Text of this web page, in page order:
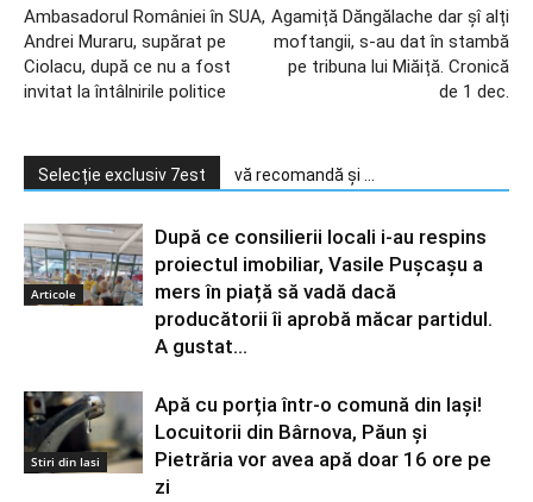
Ambasadorul României în SUA,
Andrei Muraru, supărat pe
Ciolacu, după ce nu a fost
invitat la întâlnirile politice
Agamiță Dăngălache dar șî alți
moftangii, s-au dat în stambă
pe tribuna lui Miăiță. Cronică
de 1 dec.
Selecție exclusiv 7est vă recomandă și ...
Articole
După ce consilierii locali i-au respins
proiectul imobiliar, Vasile Pușcașu a
mers în piață să vadă dacă
producătorii îi aprobă măcar partidul.
A gustat...
Stiri din Iasi
Apă cu porția într-o comună din Iași!
Locuitorii din Bârnova, Păun și
Pietrăria vor avea apă doar 16 ore pe
zi